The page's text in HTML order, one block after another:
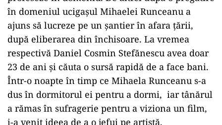
în domeniul ucigașul Mihaelei Runceanu a
ajuns să lucreze pe un șantier în afara țării,
după eliberarea din închisoare. La vremea
respectivă Daniel Cosmin Stefănescu avea doar
23 de ani și căuta o sursă rapidă de a face bani.
Într-o noapte în timp ce Mihaela Runceanu s-a
dus în dormitorul ei pentru a dormi, iar tânărul
a rămas în sufragerie pentru a viziona un film,
i-a venit ideea de a o jefui pe artistă.